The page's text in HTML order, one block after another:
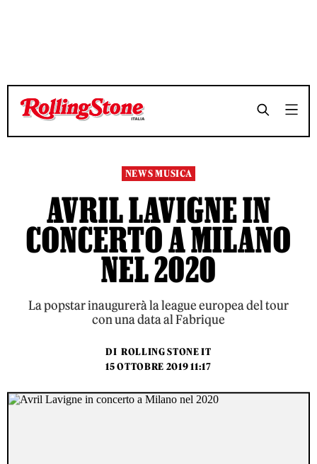
TEMPO DI LETTURA 2 MINUTI SHARE
TEMPO DI LETTURA 2 MINUTI SHARE
NEWS MUSICA
AVRIL LAVIGNE IN
CONCERTO A MILANO
NEL 2020
La popstar inaugurerà la league europea del tour
con una data al Fabrique
DI ROLLING STONE IT
15 OTTOBRE 2019 11:17